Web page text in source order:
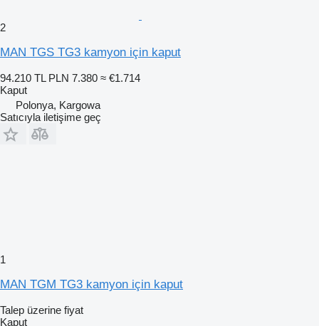
2
MAN TGS TG3 kamyon için kaput
94.210 TL PLN 7.380 ≈ €1.714
Kaput
Polonya, Kargowa
Satıcıyla iletişime geç
1
MAN TGM TG3 kamyon için kaput
Talep üzerine fiyat
Kaput